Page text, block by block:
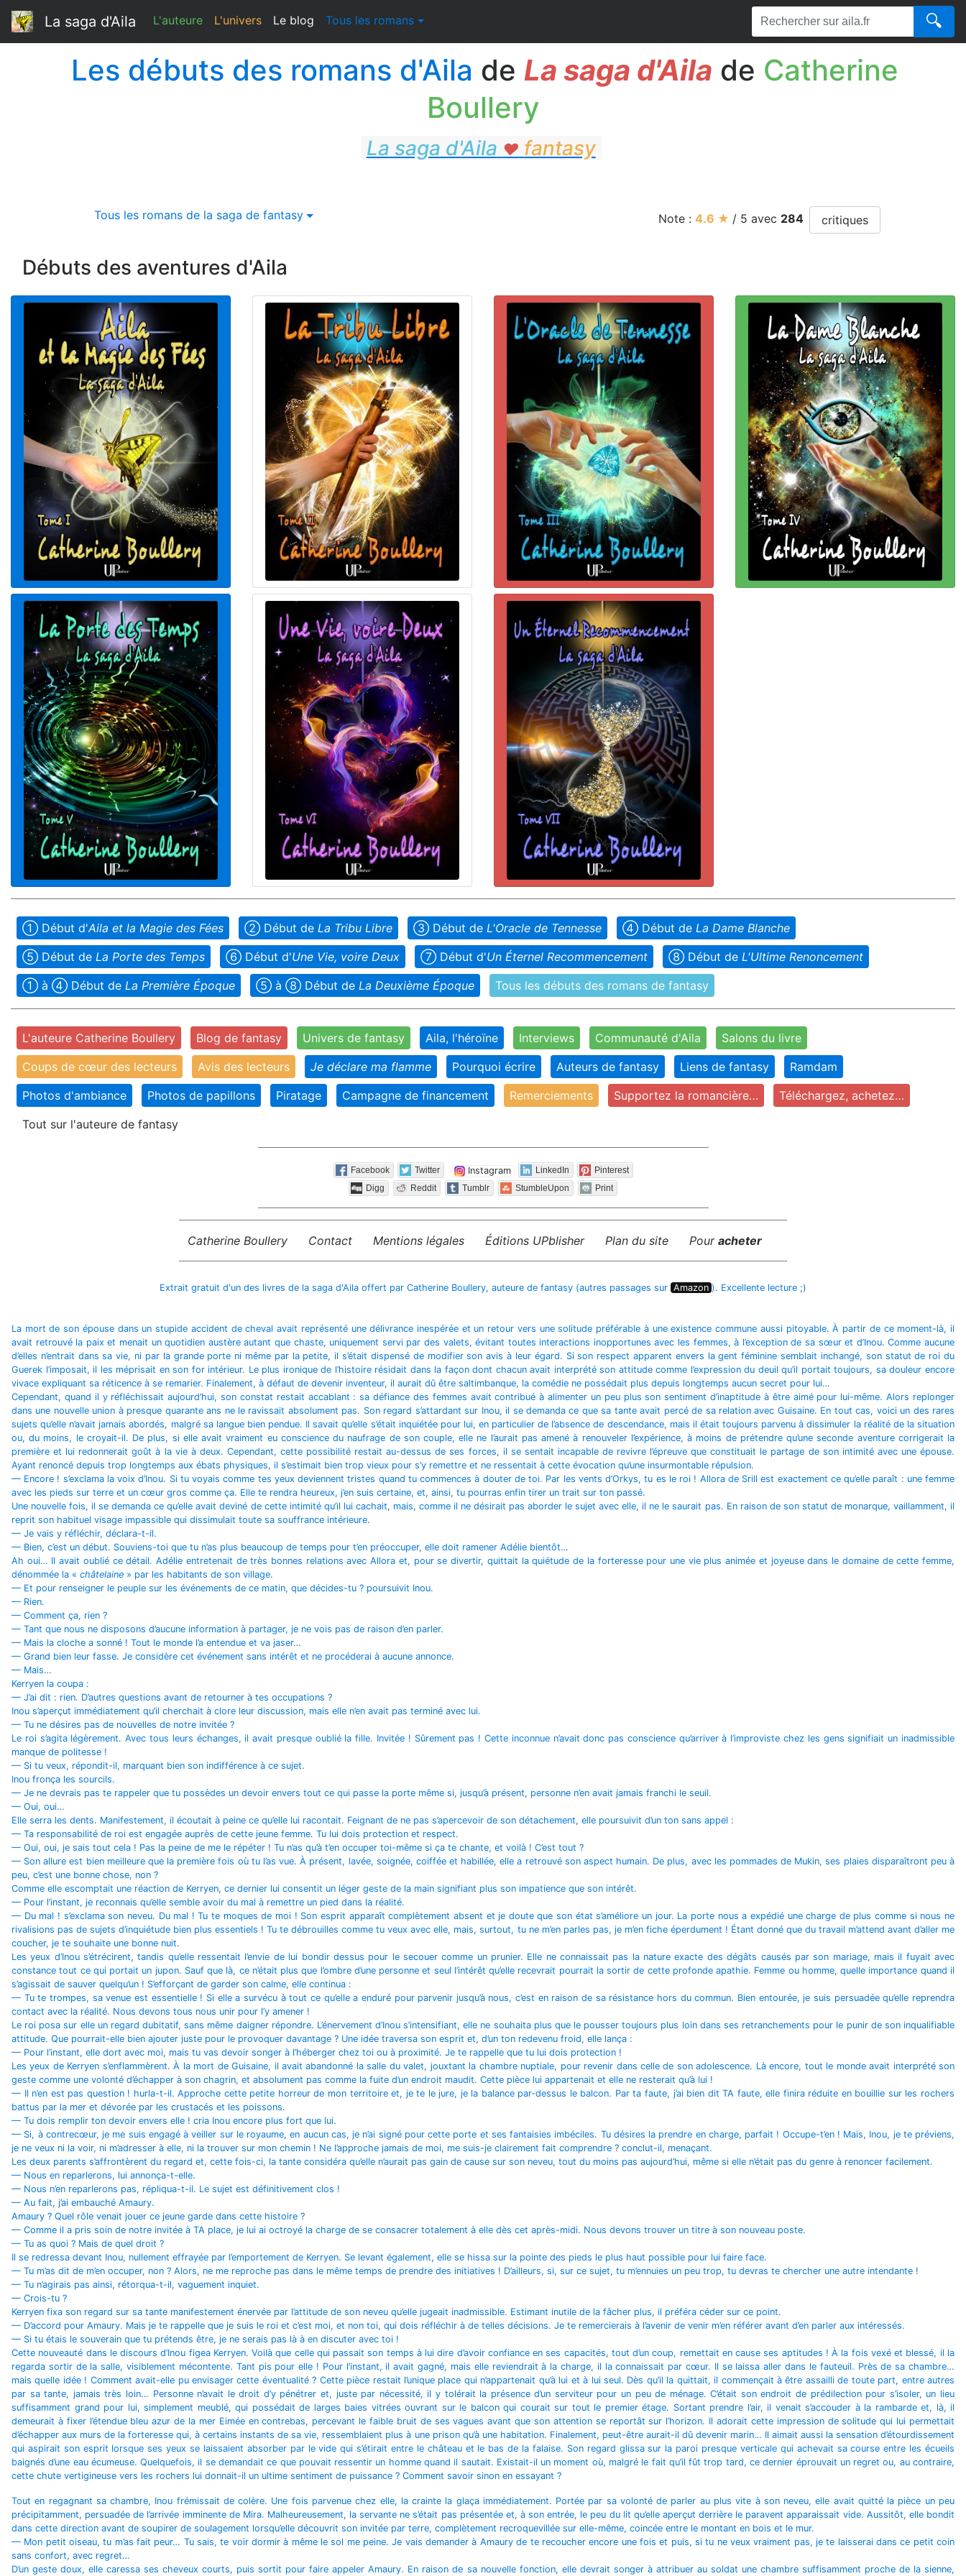
La saga d'Aila L'auteure L'univers Le blog Tous les romans 🔍
Les débuts des romans d'Aila deLa saga d'Aila de Catherine
Boullery
La saga d'Aila ♥ fantasy
Tous les romans de la saga de fantasy Note : 4.6 ★ / 5 avec 284 critiques
Débuts des aventures d'Aila
➀ Début d'Aila et la Magie des Fées ➁ Début de La Tribu Libre ➂ Début de L'Oracle de Tennesse ➃ Début de La Dame Blanche
➄ Début de La Porte des Temps ➅ Début d'Une Vie, voire Deux ➆ Début d'Un Éternel Recommencement ➇ Début de L'Ultime Renoncement
➀ à ➃ Début de La Première Époque ➄ à ➇ Début de La Deuxième Époque Tous les débuts des romans de fantasy
L'auteure Catherine Boullery Blog de fantasy Univers de fantasy Aila, l'héroïne Interviews Communauté d'Aila
Salons du livre
Coups de cœur des lecteurs
Avis des lecteurs Je déclare ma flamme Pourquoi écrire Auteurs de fantasy Liens de fantasy
Ramdam
Photos d'ambiance
Photos de papillons Piratage Campagne de financement Remerciements Supportez la romancière…
Téléchargez, achetez…
Tout sur l'auteure de fantasy
Facebook Twitter Instagram LinkedIn
Pinterest
Digg
Reddit Tumblr StumbleUpon Print
Catherine Boullery Contact Mentions légales Éditions UPblisher Plan du site Pour acheter
Extrait gratuit d'un des livres de la saga d'Aila offert par Catherine Boullery, auteure de fantasy (autres passages sur Amazon ). Excellente lecture ;)
La mort de son épouse dans un stupide accident de cheval avait représenté une délivrance inespérée et un retour vers une solitude préférable à une existence commune aussi pitoyable. À partir de ce moment-là, il
avait retrouvé la paix et menait un quotidien austère autant que chaste, uniquement servi par des valets, évitant toutes interactions inopportunes avec les femmes, à l’exception de sa sœur et d’Inou. Comme aucune
d’elles n’entrait dans sa vie, ni par la grande porte ni même par la petite, il s’était dispensé de modifier son avis à leur égard. Si son respect apparent envers la gent féminine semblait inchangé, son statut de roi du
Guerek l’imposait, il les méprisait en son for intérieur. Le plus ironique de l’histoire résidait dans la façon dont chacun avait interprété son attitude comme l’expression du deuil qu’il portait toujours, sa douleur encore
vivace expliquant sa réticence à se remarier. Finalement, à défaut de devenir inventeur, il aurait dû être saltimbanque, la comédie ne possédait plus depuis longtemps aucun secret pour lui…
Cependant, quand il y réfléchissait aujourd’hui, son constat restait accablant : sa défiance des femmes avait contribué à alimenter un peu plus son sentiment d’inaptitude à être aimé pour lui-même. Alors replonger
dans une nouvelle union à presque quarante ans ne le ravissait absolument pas. Son regard s’attardant sur Inou, il se demanda ce que sa tante avait percé de sa relation avec Guisaine. En tout cas, voici un des rares
sujets qu’elle n’avait jamais abordés, malgré sa langue bien pendue. Il savait qu’elle s’était inquiétée pour lui, en particulier de l’absence de descendance, mais il était toujours parvenu à dissimuler la réalité de la situation
ou, du moins, le croyait-il. De plus, si elle avait vraiment eu conscience du naufrage de son couple, elle ne l’aurait pas amené à renouveler l’expérience, à moins de prétendre qu’une seconde aventure corrigerait la
première et lui redonnerait goût à la vie à deux. Cependant, cette possibilité restait au-dessus de ses forces, il se sentait incapable de revivre l’épreuve que constituait le partage de son intimité avec une épouse.
Ayant renoncé depuis trop longtemps aux ébats physiques, il s’estimait bien trop vieux pour s’y remettre et ne ressentait à cette évocation qu’une insurmontable répulsion.
— Encore ! s’exclama la voix d’Inou. Si tu voyais comme tes yeux deviennent tristes quand tu commences à douter de toi. Par les vents d’Orkys, tu es le roi ! Allora de Srill est exactement ce qu’elle paraît : une femme
avec les pieds sur terre et un cœur gros comme ça. Elle te rendra heureux, j’en suis certaine, et, ainsi, tu pourras enfin tirer un trait sur ton passé.
Une nouvelle fois, il se demanda ce qu’elle avait deviné de cette intimité qu’il lui cachait, mais, comme il ne désirait pas aborder le sujet avec elle, il ne le saurait pas. En raison de son statut de monarque, vaillamment, il
reprit son habituel visage impassible qui dissimulait toute sa souffrance intérieure.
— Je vais y réfléchir, déclara-t-il.
— Bien, c’est un début. Souviens-toi que tu n’as plus beaucoup de temps pour t’en préoccuper, elle doit ramener Adélie bientôt…
Ah oui… Il avait oublié ce détail. Adélie entretenait de très bonnes relations avec Allora et, pour se divertir, quittait la quiétude de la forteresse pour une vie plus animée et joyeuse dans le domaine de cette femme,
dénommée la « châtelaine » par les habitants de son village.
— Et pour renseigner le peuple sur les événements de ce matin, que décides-tu ? poursuivit Inou.
— Rien.
— Comment ça, rien ?
— Tant que nous ne disposons d’aucune information à partager, je ne vois pas de raison d’en parler.
— Mais la cloche a sonné ! Tout le monde l’a entendue et va jaser…
— Grand bien leur fasse. Je considère cet événement sans intérêt et ne procéderai à aucune annonce.
— Mais…
Kerryen la coupa :
— J’ai dit : rien. D’autres questions avant de retourner à tes occupations ?
Inou s’aperçut immédiatement qu’il cherchait à clore leur discussion, mais elle n’en avait pas terminé avec lui.
— Tu ne désires pas de nouvelles de notre invitée ?
Le roi s’agita légèrement. Avec tous leurs échanges, il avait presque oublié la fille. Invitée ! Sûrement pas ! Cette inconnue n’avait donc pas conscience qu’arriver à l’improviste chez les gens signifiait un inadmissible
manque de politesse !
— Si tu veux, répondit-il, marquant bien son indifférence à ce sujet.
Inou fronça les sourcils.
— Je ne devrais pas te rappeler que tu possèdes un devoir envers tout ce qui passe la porte même si, jusqu’à présent, personne n’en avait jamais franchi le seuil.
— Oui, oui…
Elle serra les dents. Manifestement, il écoutait à peine ce qu’elle lui racontait. Feignant de ne pas s’apercevoir de son détachement, elle poursuivit d’un ton sans appel :
— Ta responsabilité de roi est engagée auprès de cette jeune femme. Tu lui dois protection et respect.
— Oui, oui, je sais tout cela ! Pas la peine de me le répéter ! Tu n’as qu’à t’en occuper toi-même si ça te chante, et voilà ! C’est tout ?
— Son allure est bien meilleure que la première fois où tu l’as vue. À présent, lavée, soignée, coiffée et habillée, elle a retrouvé son aspect humain. De plus, avec les pommades de Mukin, ses plaies disparaîtront peu à
peu, c’est une bonne chose, non ?
Comme elle escomptait une réaction de Kerryen, ce dernier lui consentit un léger geste de la main signifiant plus son impatience que son intérêt.
— Pour l’instant, je reconnais qu’elle semble avoir du mal à remettre un pied dans la réalité.
— Du mal ! s’exclama son neveu. Du mal ! Tu te moques de moi ! Son esprit apparaît complètement absent et je doute que son état s’améliore un jour. La porte nous a expédié une charge de plus comme si nous ne
rivalisions pas de sujets d’inquiétude bien plus essentiels ! Tu te débrouilles comme tu veux avec elle, mais, surtout, tu ne m’en parles pas, je m’en fiche éperdument ! Étant donné que du travail m’attend avant d’aller me
coucher, je te souhaite une bonne nuit.
Les yeux d’Inou s’étrécirent, tandis qu’elle ressentait l’envie de lui bondir dessus pour le secouer comme un prunier. Elle ne connaissait pas la nature exacte des dégâts causés par son mariage, mais il fuyait avec
constance tout ce qui portait un jupon. Sauf que là, ce n’était plus que l’ombre d’une personne et seul l’intérêt qu’elle recevrait pourrait la sortir de cette profonde apathie. Femme ou homme, quelle importance quand il
s’agissait de sauver quelqu’un ! S’efforçant de garder son calme, elle continua :
— Tu te trompes, sa venue est essentielle ! Si elle a survécu à tout ce qu’elle a enduré pour parvenir jusqu’à nous, c’est en raison de sa résistance hors du commun. Bien entourée, je suis persuadée qu’elle reprendra
contact avec la réalité. Nous devons tous nous unir pour l’y amener !
Le roi posa sur elle un regard dubitatif, sans même daigner répondre. L’énervement d’Inou s’intensifiant, elle ne souhaita plus que le pousser toujours plus loin dans ses retranchements pour le punir de son inqualifiable
attitude. Que pourrait-elle bien ajouter juste pour le provoquer davantage ? Une idée traversa son esprit et, d’un ton redevenu froid, elle lança :
— Pour l’instant, elle dort avec moi, mais tu vas devoir songer à l’héberger chez toi ou à proximité. Je te rappelle que tu lui dois protection !
Les yeux de Kerryen s’enflammèrent. À la mort de Guisaine, il avait abandonné la salle du valet, jouxtant la chambre nuptiale, pour revenir dans celle de son adolescence. Là encore, tout le monde avait interprété son
geste comme une volonté d’échapper à son chagrin, et absolument pas comme la fuite d’un endroit maudit. Cette pièce lui appartenait et elle ne resterait qu’à lui !
— Il n’en est pas question ! hurla-t-il. Approche cette petite horreur de mon territoire et, je te le jure, je la balance par-dessus le balcon. Par ta faute, j’ai bien dit TA faute, elle finira réduite en bouillie sur les rochers
battus par la mer et dévorée par les crustacés et les poissons.
— Tu dois remplir ton devoir envers elle ! cria Inou encore plus fort que lui.
— Si, à contrecœur, je me suis engagé à veiller sur le royaume, en aucun cas, je n’ai signé pour cette porte et ses fantaisies imbéciles. Tu désires la prendre en charge, parfait ! Occupe-t’en ! Mais, Inou, je te préviens,
je ne veux ni la voir, ni m’adresser à elle, ni la trouver sur mon chemin ! Ne l’approche jamais de moi, me suis-je clairement fait comprendre ? conclut-il, menaçant.
Les deux parents s’affrontèrent du regard et, cette fois-ci, la tante considéra qu’elle n’aurait pas gain de cause sur son neveu, tout du moins pas aujourd’hui, même si elle n’était pas du genre à renoncer facilement.
— Nous en reparlerons, lui annonça-t-elle.
— Nous n’en reparlerons pas, répliqua-t-il. Le sujet est définitivement clos !
— Au fait, j’ai embauché Amaury.
Amaury ? Quel rôle venait jouer ce jeune garde dans cette histoire ?
— Comme il a pris soin de notre invitée à TA place, je lui ai octroyé la charge de se consacrer totalement à elle dès cet après-midi. Nous devons trouver un titre à son nouveau poste.
— Tu as quoi ? Mais de quel droit ?
Il se redressa devant Inou, nullement effrayée par l’emportement de Kerryen. Se levant également, elle se hissa sur la pointe des pieds le plus haut possible pour lui faire face.
— Tu m’as dit de m’en occuper, non ? Alors, ne me reproche pas dans le même temps de prendre des initiatives ! D’ailleurs, si, sur ce sujet, tu m’ennuies un peu trop, tu devras te chercher une autre intendante !
— Tu n’agirais pas ainsi, rétorqua-t-il, vaguement inquiet.
— Crois-tu ?
Kerryen fixa son regard sur sa tante manifestement énervée par l’attitude de son neveu qu’elle jugeait inadmissible. Estimant inutile de la fâcher plus, il préféra céder sur ce point.
— D’accord pour Amaury. Mais je te rappelle que je suis le roi et c’est moi, et non toi, qui dois réfléchir à de telles décisions. Je te remercierais à l’avenir de venir m’en référer avant d’en parler aux intéressés.
— Si tu étais le souverain que tu prétends être, je ne serais pas là à en discuter avec toi !
Cette nouveauté dans le discours d’Inou figea Kerryen. Voilà que celle qui passait son temps à lui dire d’avoir confiance en ses capacités, tout d’un coup, remettait en cause ses aptitudes ! À la fois vexé et blessé, il la
regarda sortir de la salle, visiblement mécontente. Tant pis pour elle ! Pour l’instant, il avait gagné, mais elle reviendrait à la charge, il la connaissait par cœur. Il se laissa aller dans le fauteuil. Près de sa chambre…
mais quelle idée ! Comment avait-elle pu envisager cette éventualité ? Cette pièce restait l’unique place qui n’appartenait qu’à lui et à lui seul. Dès qu’il la quittait, il commençait à être assailli de toute part, entre autres
par sa tante, jamais très loin… Personne n’avait le droit d’y pénétrer et, juste par nécessité, il y tolérait la présence d’un serviteur pour un peu de ménage. C’était son endroit de prédilection pour s’isoler, un lieu
suffisamment grand pour lui, simplement meublé, qui possédait de larges baies vitrées ouvrant sur le balcon qui courait sur tout le premier étage. Sortant prendre l’air, il venait s’accouder à la rambarde et, là, il
demeurait à fixer l’étendue bleu azur de la mer Eimée en contrebas, percevant le faible bruit de ses vagues avant que son attention se reportât sur l’horizon. Il adorait cette impression de solitude qui lui permettait
d’échapper aux murs de la forteresse qui, à certains instants de sa vie, ressemblaient plus à une prison qu’à une habitation. Finalement, peut-être aurait-il dû devenir marin… Il aimait aussi la sensation d’étourdissement
qui aspirait son esprit lorsque ses yeux se laissaient absorber par le vide qui s’étirait entre le château et le bas de la falaise. Son regard glissa sur la paroi presque verticale qui achevait sa course entre les écueils
baignés d’une eau écumeuse. Quelquefois, il se demandait ce que pouvait ressentir un homme quand il sautait. Existait-il un moment où, malgré le fait qu’il fût trop tard, ce dernier éprouvait un regret ou, au contraire,
cette chute vertigineuse vers les rochers lui donnait-il un ultime sentiment de puissance ? Comment savoir sinon en essayant ?
Tout en regagnant sa chambre, Inou frémissait de colère. Une fois parvenue chez elle, la crainte la glaça immédiatement. Portée par sa volonté de parler au plus vite à son neveu, elle avait quitté la pièce un peu
précipitamment, persuadée de l’arrivée imminente de Mira. Malheureusement, la servante ne s’était pas présentée et, à son entrée, le peu du lit qu’elle aperçut derrière le paravent apparaissait vide. Aussitôt, elle bondit
dans cette direction avant de soupirer de soulagement lorsqu’elle découvrit son invitée par terre, complètement recroquevillée sur elle-même, coincée entre le montant en bois et le mur.
— Mon petit oiseau, tu m’as fait peur… Tu sais, te voir dormir à même le sol me peine. Je vais demander à Amaury de te recoucher encore une fois et puis, si tu ne veux vraiment pas, je te laisserai dans ce petit coin
sans confort, avec regret…
D’un geste doux, elle caressa ses cheveux courts, puis sortit pour faire appeler Amaury. En raison de sa nouvelle fonction, elle devrait songer à attribuer au soldat une chambre suffisamment proche de la sienne,